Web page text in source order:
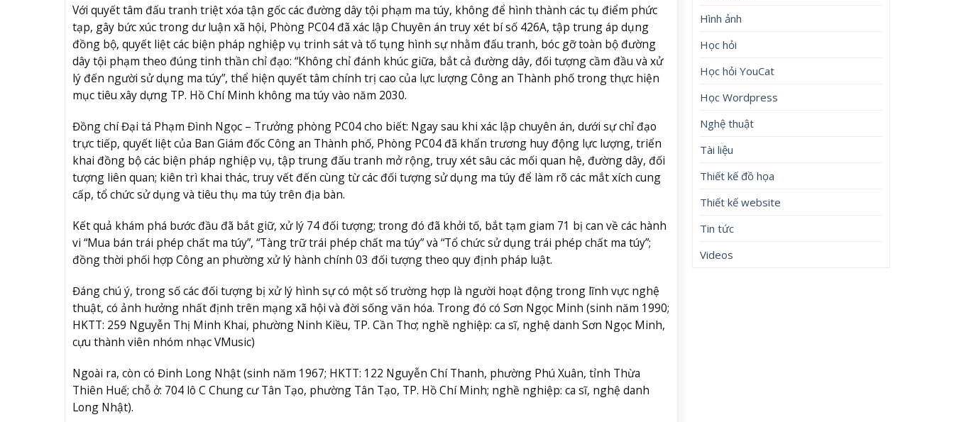
Với quyết tâm đấu tranh triệt xóa tận gốc các đường dây tội phạm ma túy, không để hình thành các tụ điểm phức
tạp, gây bức xúc trong dư luận xã hội, Phòng PC04 đã xác lập Chuyên án truy xét bí số 426A, tập trung áp dụng
đồng bộ, quyết liệt các biện pháp nghiệp vụ trinh sát và tố tụng hình sự nhằm đấu tranh, bóc gỡ toàn bộ đường
dây tội phạm theo đúng tinh thần chỉ đạo: “Không chỉ đánh khúc giữa, bắt cả đường dây, đối tượng cầm đầu và xử
lý đến người sử dụng ma túy”, thể hiện quyết tâm chính trị cao của lực lượng Công an Thành phố trong thực hiện
mục tiêu xây dựng TP. Hồ Chí Minh không ma túy vào năm 2030.
Đồng chí Đại tá Phạm Đình Ngọc – Trưởng phòng PC04 cho biết: Ngay sau khi xác lập chuyên án, dưới sự chỉ đạo
trực tiếp, quyết liệt của Ban Giám đốc Công an Thành phố, Phòng PC04 đã khẩn trương huy động lực lượng, triển
khai đồng bộ các biện pháp nghiệp vụ, tập trung đấu tranh mở rộng, truy xét sâu các mối quan hệ, đường dây, đối
tượng liên quan; kiên trì khai thác, truy vết đến cùng từ các đối tượng sử dụng ma túy để làm rõ các mắt xích cung
cấp, tổ chức sử dụng và tiêu thụ ma túy trên địa bàn.
Kết quả khám phá bước đầu đã bắt giữ, xử lý 74 đối tượng; trong đó đã khởi tố, bắt tạm giam 71 bị can về các hành
vi “Mua bán trái phép chất ma túy”, “Tàng trữ trái phép chất ma túy” và “Tổ chức sử dụng trái phép chất ma túy”;
đồng thời phối hợp Công an phường xử lý hành chính 03 đối tượng theo quy định pháp luật.
Đáng chú ý, trong số các đối tượng bị xử lý hình sự có một số trường hợp là người hoạt động trong lĩnh vực nghệ
thuật, có ảnh hưởng nhất định trên mạng xã hội và đời sống văn hóa. Trong đó có Sơn Ngọc Minh (sinh năm 1990;
HKTT: 259 Nguyễn Thị Minh Khai, phường Ninh Kiều, TP. Cần Thơ; nghề nghiệp: ca sĩ, nghệ danh Sơn Ngọc Minh,
cựu thành viên nhóm nhạc VMusic)
Ngoài ra, còn có Đinh Long Nhật (sinh năm 1967; HKTT: 122 Nguyễn Chí Thanh, phường Phú Xuân, tỉnh Thừa
Thiên Huế; chỗ ở: 704 lô C Chung cư Tân Tạo, phường Tân Tạo, TP. Hồ Chí Minh; nghề nghiệp: ca sĩ, nghệ danh
Long Nhật).
Hình ảnh
Học hỏi
Học hỏi YouCat
Học Wordpress
Nghệ thuật
Tài liệu
Thiết kế đồ họa
Thiết kế website
Tin tức
Videos